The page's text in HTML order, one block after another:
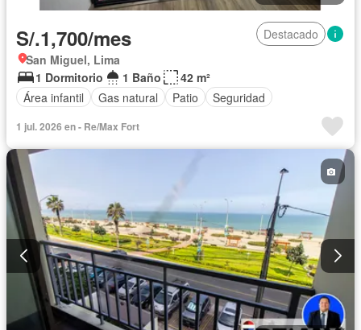
S/.1,700/mes
Destacado
San Miguel, Lima
1 Dormitorio
1 Baño
42 m²
Área infantil
Gas natural Patio Seguridad
1 jul. 2026 en - Re/Max Fort